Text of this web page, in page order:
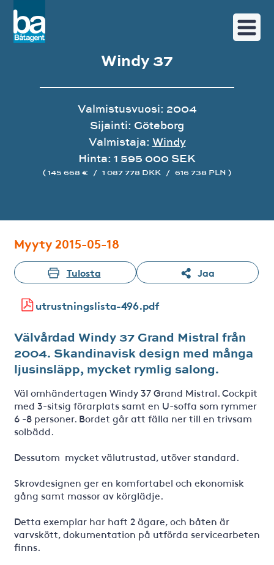
Windy 37
Valmistusvuosi: 2004
Sijainti: Göteborg
Valmistaja: Windy
Hinta: 1 595 000 SEK
( 145 668 € / 1 087 778 DKK / 616 738 PLN )
Myyty 2015-05-18
Tulosta Jaa
utrustningslista-496.pdf
Välvårdad Windy 37 Grand Mistral från
2004. Skandinavisk design med många
ljusinsläpp, mycket rymlig salong.
Väl omhändertagen Windy 37 Grand Mistral. Cockpit
med 3-sitsig förarplats samt en U-soffa som rymmer
6 -8 personer. Bordet går att fälla ner till en trivsam
solbädd.
Dessutom mycket välutrustad, utöver standard.
Skrovdesignen ger en komfortabel och ekonomisk
gång samt massor av körglädje.
Detta exemplar har haft 2 ägare, och båten är
varvskött, dokumentation på utförda servicearbeten
finns.